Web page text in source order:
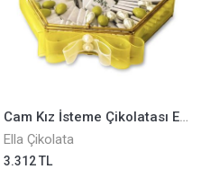
Cam Kız İsteme Çikolatası ELLA0004011
Ella Çikolata
3.312 TL